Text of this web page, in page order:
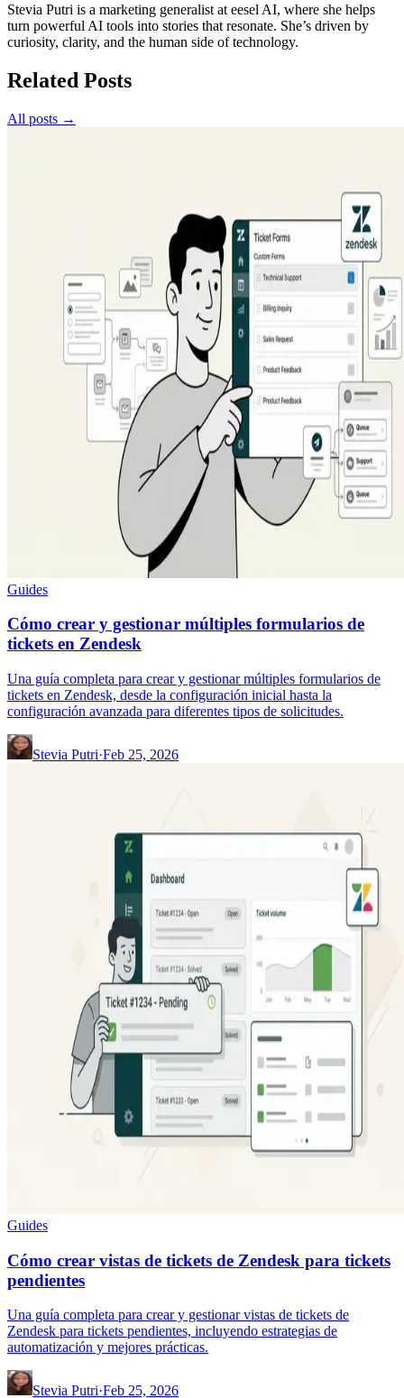
Stevia Putri is a marketing generalist at eesel AI, where she helps
turn powerful AI tools into stories that resonate. She’s driven by
curiosity, clarity, and the human side of technology.
Related Posts
All posts →
Guides
Cómo crear y gestionar múltiples formularios de
tickets en Zendesk
Una guía completa para crear y gestionar múltiples formularios de
tickets en Zendesk, desde la configuración inicial hasta la
configuración avanzada para diferentes tipos de solicitudes.
Stevia Putri·Feb 25, 2026
Guides
Cómo crear vistas de tickets de Zendesk para tickets
pendientes
Una guía completa para crear y gestionar vistas de tickets de
Zendesk para tickets pendientes, incluyendo estrategias de
automatización y mejores prácticas.
Stevia Putri·Feb 25, 2026